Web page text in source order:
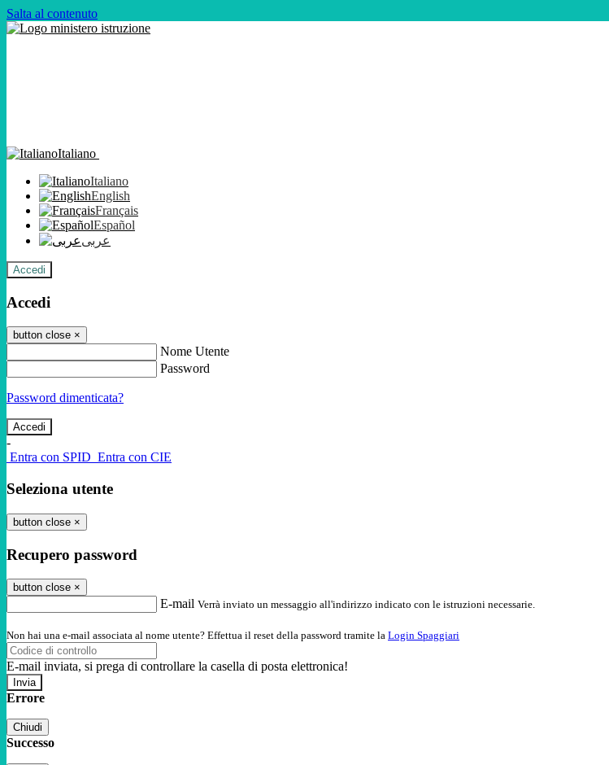
Salta al contenuto
Italiano
Italiano
English
Français
Español
عربى
Accedi
Accedi
button close ×
Nome Utente
Password
Password dimenticata?
-
Entra con SPID Entra con CIE
Seleziona utente
button close ×
Recupero password
button close ×
E-mail Verrà inviato un messaggio all'indirizzo indicato con le istruzioni necessarie.
Non hai una e-mail associata al nome utente? Effettua il reset della password tramite la Login Spaggiari
E-mail inviata, si prega di controllare la casella di posta elettronica!
Errore
Chiudi
Successo